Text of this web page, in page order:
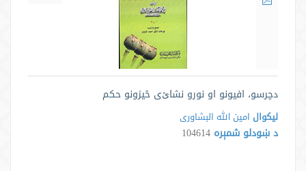
دچرسو، افیونو او نورو نشاﺉی څیزونو حکم
لیکوال امین الله البشاوری
د ښودلو شمېره 104614